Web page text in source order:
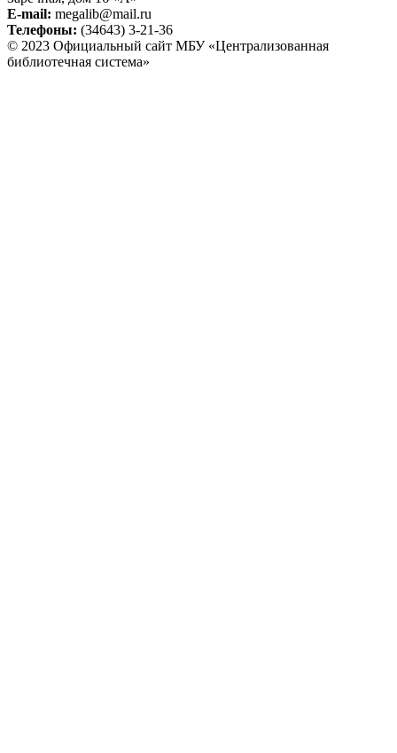
E-mail: megalib@mail.ru
Телефоны: (34643) 3-21-36
© 2023 Официальный сайт МБУ «Централизованная
библиотечная система»